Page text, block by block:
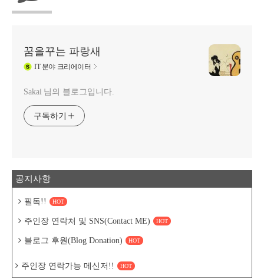
꿈을꾸는 파랑새
IT분야 크리에이터
Sakai 님의 블로그입니다.
구독하기
공지사항
필독!! HOT
주인장 연락처 및 SNS(Contact ME) HOT
블로그 후원(Blog Donation) HOT
주인장 연락가능 메신저!! HOT